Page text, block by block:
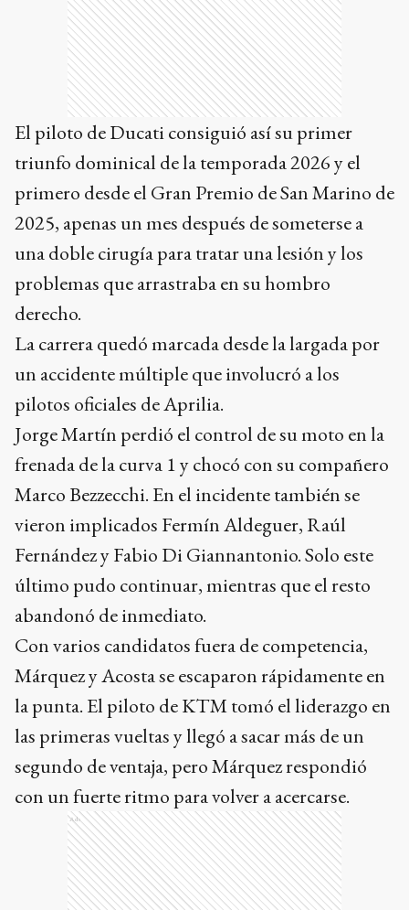
El piloto de Ducati consiguió así su primer
triunfo dominical de la temporada 2026 y el
primero desde el Gran Premio de San Marino de
2025, apenas un mes después de someterse a
una doble cirugía para tratar una lesión y los
problemas que arrastraba en su hombro
derecho.
La carrera quedó marcada desde la largada por
un accidente múltiple que involucró a los
pilotos oficiales de Aprilia.
Jorge Martín perdió el control de su moto en la
frenada de la curva 1 y chocó con su compañero
Marco Bezzecchi. En el incidente también se
vieron implicados Fermín Aldeguer, Raúl
Fernández y Fabio Di Giannantonio. Solo este
último pudo continuar, mientras que el resto
abandonó de inmediato.
Con varios candidatos fuera de competencia,
Márquez y Acosta se escaparon rápidamente en
la punta. El piloto de KTM tomó el liderazgo en
las primeras vueltas y llegó a sacar más de un
segundo de ventaja, pero Márquez respondió
con un fuerte ritmo para volver a acercarse.
Ads